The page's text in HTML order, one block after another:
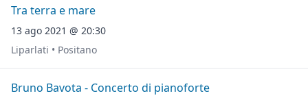
Tra terra e mare
13 ago 2021 @ 20:30
Liparlati • Positano
Bruno Bavota - Concerto di pianoforte